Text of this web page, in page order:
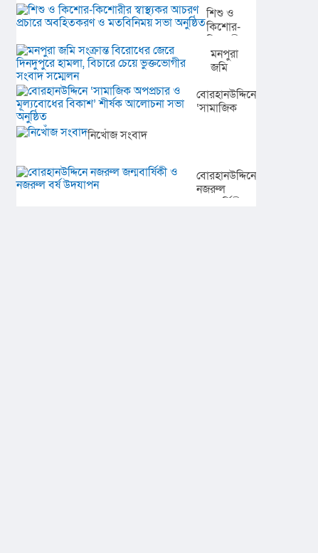
আগামীর
অঙ্গীকার​
গল্পে
তৌসিফ
মাহবুবের
‘আমার
রাজ্যে
শিশু ও
কিশোর-
কিশোরীর
স্বাস্থ্যকর
আচরণ
অবহিতকরণ
ও
মনপুরা
জমি
বিরোধের
জেরে
ভুক্তভোগীর
সংবাদ
সম্মেলন
বোরহানউদ্দিনে
‘সামাজিক
অনুষ্ঠিত
নিখোঁজ সংবাদ
বোরহানউদ্দিনে
নজরুল
জন্মবার্ষিকী ও